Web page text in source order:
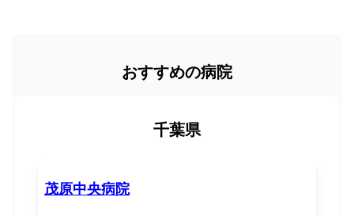
おすすめの病院
千葉県
茂原中央病院